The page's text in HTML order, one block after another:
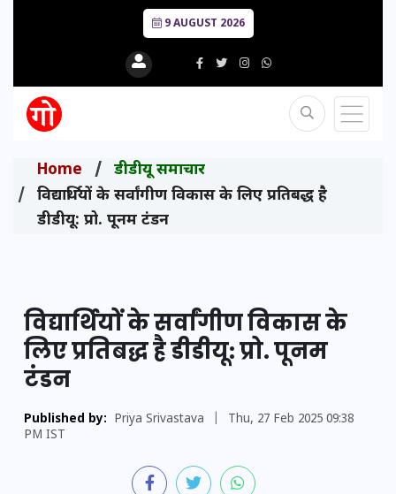
9 AUGUST 2026
Home
डीडीयू समाचार
विद्यार्थियों के सर्वांगीण विकास के लिए प्रतिबद्ध है
डीडीयू: प्रो. पूनम टंडन
विद्यार्थियों के सर्वांगीण विकास के
लिए प्रतिबद्ध है डीडीयू: प्रो. पूनम
टंडन
Published by: Priya Srivastava
Thu, 27 Feb 2025 09:38
PM IST